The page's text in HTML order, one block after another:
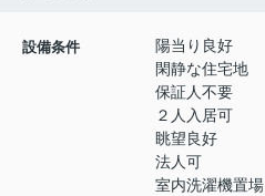
設備条件
陽当り良好
閑静な住宅地
保証人不要
２人入居可
眺望良好
法人可
室内洗濯機置場